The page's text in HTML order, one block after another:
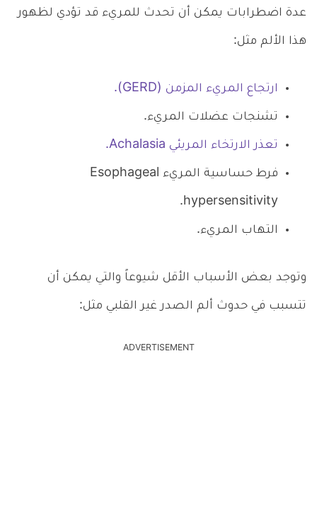
عدة اضطرابات يمكن أن تحدث للمريء قد تؤدي لظهور
هذا الألم مثل:
ارتجاع المريء المزمن (GERD).
تشنجات عضلات المريء.
تعذر الارتخاء المريئي Achalasia.
فرط حساسية المريء Esophageal
hypersensitivity.
التهاب المريء.
وتوجد بعض الأسباب الأقل شيوعاً والتي يمكن أن
تتسبب في حدوث ألم الصدر غير القلبي مثل:
ADVERTISEMENT